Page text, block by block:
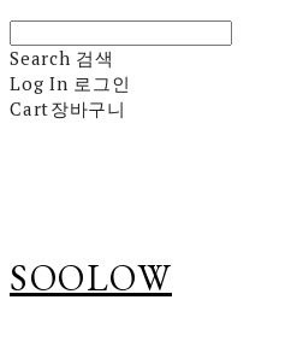
Search 검색
Log In 로그인
Cart장바구니
SOOLOW